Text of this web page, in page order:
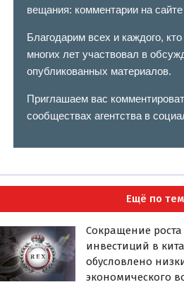
вещания: комментарии на
Благодарим всех и каждого,
многих лет участвовал в
опубликованных материалов.
Приглашаем вас
сообществах агентства в
Ещё по
Сокращение
инвестиций в
обусловлено
экономического